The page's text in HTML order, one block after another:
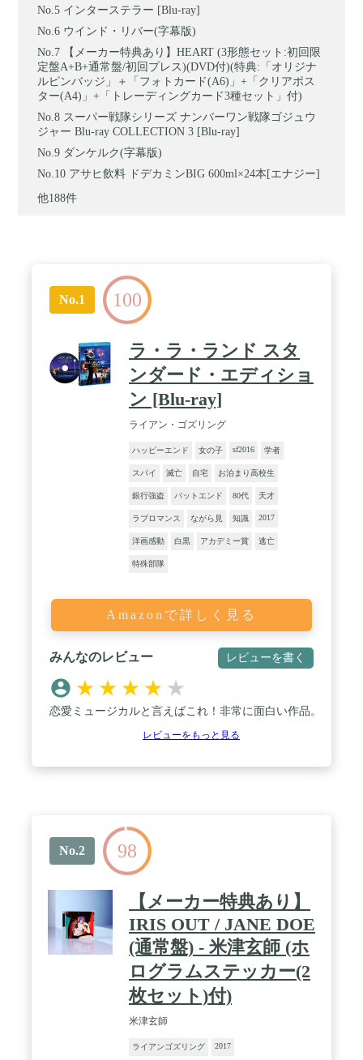
インターステラー [Blu-ray]
ウインド・リバー(字幕版)
【メーカー特典あり】HEART (3形態セット:初回限
定盤A+B+通常盤/初回プレス)(DVD付)(特典:「オリジナ
ルピンバッジ」＋「フォトカード(A6)」+「クリアポス
ター(A4)」+「トレーディングカード3種セット」付)
スーパー戦隊シリーズ ナンバーワン戦隊ゴジュウ
ジャー Blu-ray COLLECTION 3 [Blu-ray]
ダンケルク(字幕版)
アサヒ飲料 ドデカミンBIG 600ml×24本[エナジー]
他188件
No.1 100
ラ・ラ・ランド スタ
ンダード・エディショ
ン [Blu-ray]
ライアン・ゴズリング
ハッピーエンド 女の子 sf2016 学者
スパイ 滅亡 自宅 お泊まり高校生
銀行強盗 バットエンド 80代 天才
ラブロマンス ながら見 知識 2017
洋画感動 白黒 アカデミー賞 逃亡
特殊部隊
Amazonで詳しく見る
みんなのレビュー レビューを書く
★ ★ ★ ★ ★
恋愛ミュージカルと言えばこれ！非常に面白い作品。
レビューをもっと見る
No.2 98
【メーカー特典あり】
IRIS OUT / JANE DOE
(通常盤) - 米津玄師 (ホ
ログラムステッカー(2
枚セット)付)
米津玄師
ライアンゴズリング 2017